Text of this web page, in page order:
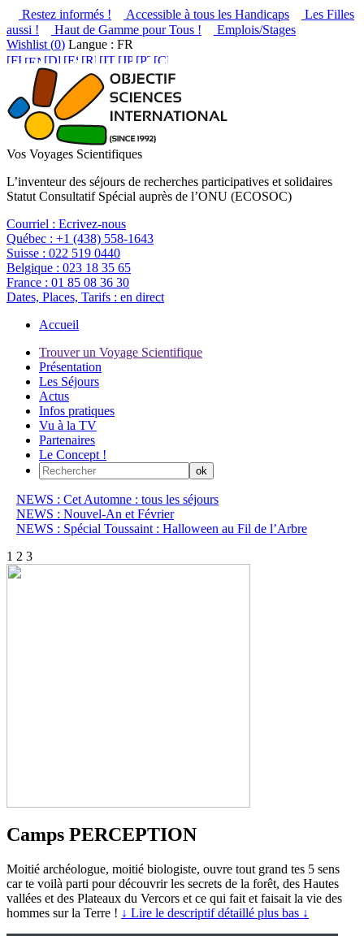
Restez informés ! Accessible à tous les Handicaps
Les Filles
aussi !
Haut de Gamme pour Tous !
Emplois/Stages
Wishlist (0) Langue : FR
Vos Voyages Scientifiques
L’inventeur des séjours de recherches participatives et solidaires
Statut Consultatif Spécial auprès de l’ONU (ECOSOC)
Courriel : Ecrivez-nous
Québec : +1 (438) 558-1643
Suisse : 022 519 0440
Belgique : 023 18 35 65
France : 01 85 08 36 30
Dates, Places, Tarifs : en direct
Accueil
Trouver un Voyage Scientifique
Présentation
Les Séjours
Actus
Infos pratiques
Vu à la TV
Partenaires
Le Concept !
NEWS : Cet Automne : tous les séjours
NEWS : Nouvel-An et Février
NEWS : Spécial Toussaint : Halloween au Fil de l’Arbre
1 2 3
Camps PERCEPTION
Moitié archéologue, moitié biologiste, ouvre tout grand tes 5 sens
car te voilà parti pour découvrir les secrets de la forêt, des Hautes
vallées et des Plateaux du Vercors et ce qui fait et faisait la vie des
hommes sur la Terre ! ↓ Lire le descriptif détaillé plus bas ↓